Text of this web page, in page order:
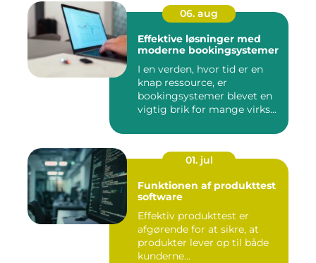
06. aug
Effektive løsninger med
moderne bookingsystemer
I en verden, hvor tid er en
knap ressource, er
bookingsystemer blevet en
vigtig brik for mange virks...
01. jul
Funktionen af produkttest
software
Effektiv produkttest er
afgørende for at sikre, at
produkter lever op til både
kunderne...